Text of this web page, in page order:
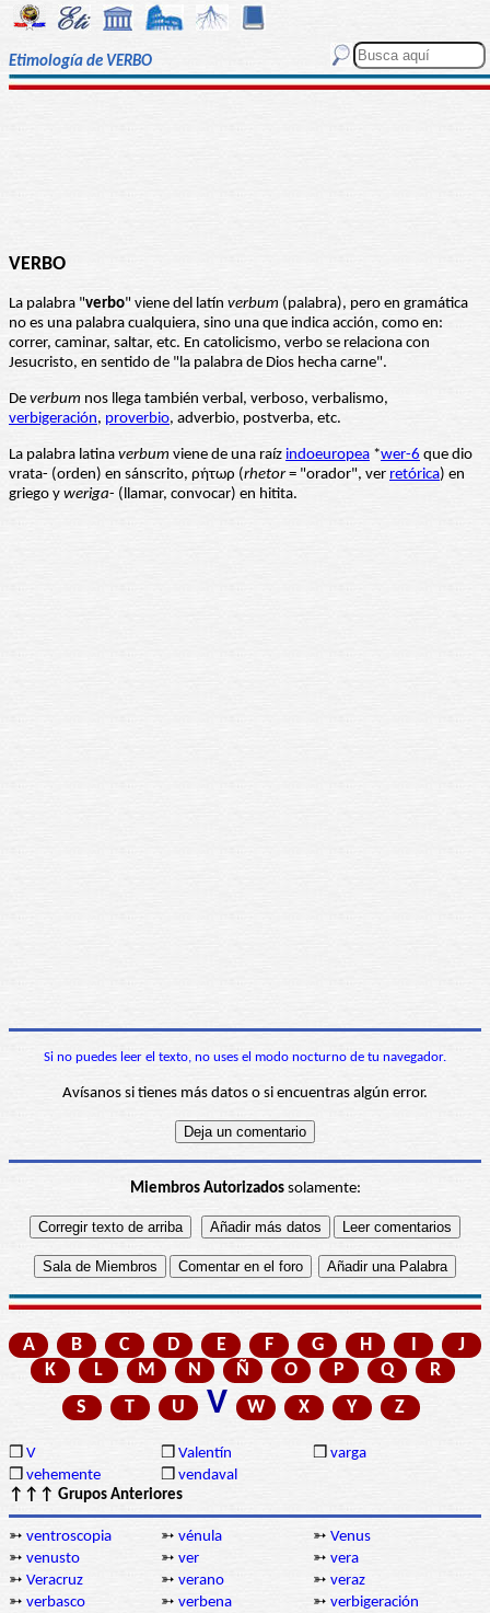
Etimología de VERBO
VERBO
La palabra "verbo" viene del latín verbum (palabra), pero en gramática
no es una palabra cualquiera, sino una que indica acción, como en:
correr, caminar, saltar, etc. En catolicismo, verbo se relaciona con
Jesucristo, en sentido de "la palabra de Dios hecha carne".
De verbum nos llega también verbal, verboso, verbalismo,
verbigeración, proverbio, adverbio, postverba, etc.
La palabra latina verbum viene de una raíz indoeuropea *wer-6 que dio
vrata- (orden) en sánscrito, ρήτωρ (rhetor= "orador", ver retórica) en
griego y weriga- (llamar, convocar) en hitita.
Si no puedes leer el texto, no uses el modo nocturno de tu navegador.
Avísanos si tienes más datos o si encuentras algún error.
Miembros Autorizadossolamente:
A B C D E F G H I
J
K
L M N Ñ O P Q
R
S
T U V W X Y Z
❒ V ❒ Valentín ❒ varga
❒ vehemente ❒ vendaval
↑↑↑ Grupos Anteriores
➳ ventroscopia ➳ vénula ➳ Venus
➳ venusto ➳ ver ➳ vera
➳ Veracruz ➳ verano ➳ veraz
➳ verbasco ➳ verbena ➳ verbigeración